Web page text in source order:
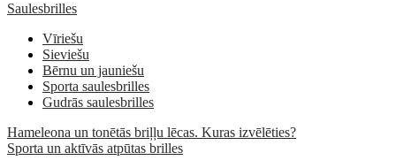
Saulesbrilles
Vīriešu
Sieviešu
Bērnu un jauniešu
Sporta saulesbrilles
Gudrās saulesbrilles
Hameleona un tonētās briļļu lēcas. Kuras izvēlēties?
Sporta un aktīvās atpūtas brilles